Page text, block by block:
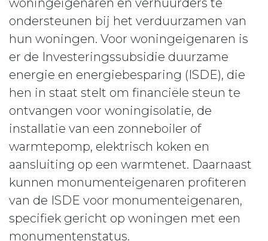
woningeigenaren en verhuurders te
ondersteunen bij het verduurzamen van
hun woningen. Voor woningeigenaren is
er de Investeringssubsidie duurzame
energie en energiebesparing (ISDE), die
hen in staat stelt om financiële steun te
ontvangen voor woningisolatie, de
installatie van een zonneboiler of
warmtepomp, elektrisch koken en
aansluiting op een warmtenet. Daarnaast
kunnen monumenteigenaren profiteren
van de ISDE voor monumenteigenaren,
specifiek gericht op woningen met een
monumentenstatus.